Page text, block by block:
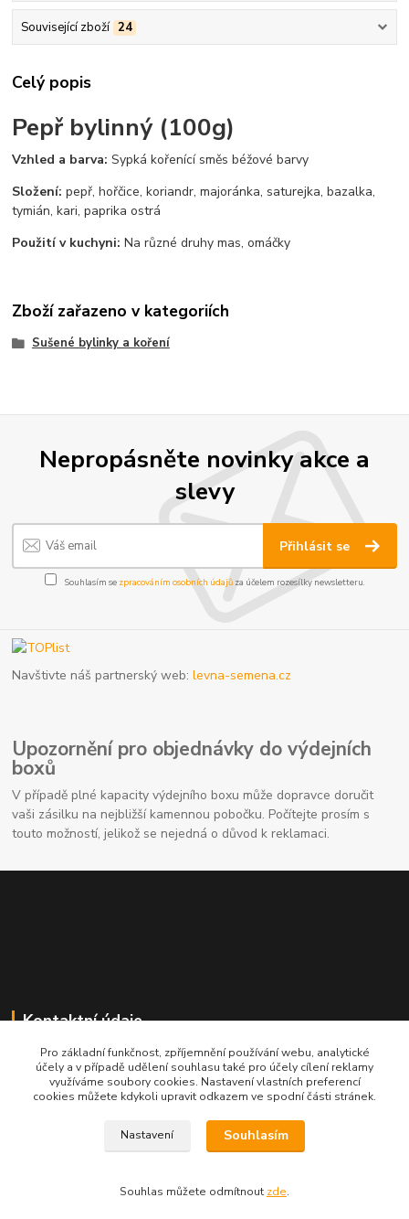
Související zboží 24
Celý popis
Pepř bylinný (100g)
Vzhled a barva: Sypká kořenící směs béžové barvy
Složení: pepř, hořčice, koriandr, majoránka, saturejka, bazalka,
tymián, kari, paprika ostrá
Použití v kuchyni: Na různé druhy mas, omáčky
Zboží zařazeno v kategoriích
Sušené bylinky a koření
Nepropásněte novinky akce a
slevy
Přihlásit se
Souhlasím se zpracováním osobních údajůza účelem rozesílky newsletteru.
Navštivte náš partnerský web:levna-semena.cz
Upozornění pro objednávky do výdejních
boxů
V případě plné kapacity výdejního boxu může dopravce doručit
vaši zásilku na nejbližší kamennou pobočku. Počítejte prosím s
touto možností, jelikož se nejedná o důvod k reklamaci.
Kontaktní údaje
704691325
info@rostliny-prozdravi.cz
Pro základní funkčnost, zpříjemnění používání webu, analytické
účely a v případě udělení souhlasu také pro účely cílení reklamy
využíváme soubory cookies. Nastavení vlastních preferencí
cookies můžete kdykoli upravit odkazem ve spodní části stránek.
Nastavení Souhlasím
Souhlas můžete odmítnout zde.